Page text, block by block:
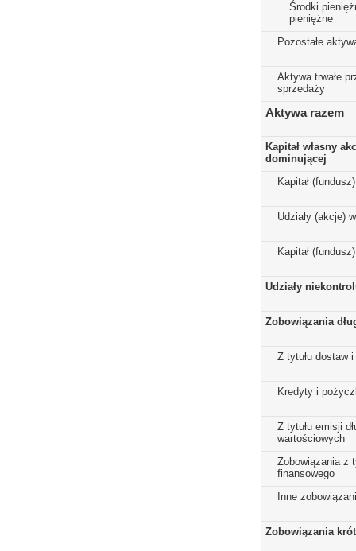
Środki
pieniężne
Pozostałe
Aktywa trwałe
sprzedaży
Aktywa razem
Kapitał własny
dominującej
Kapitał
Udziały (akcje)
Kapitał
Udziały
Zobowiązania
Z tytułu dostaw i
Kredyty i
Z tytułu emisji
wartościowych
Zobowiązania z
finansowego
Inne
Zobowiązania